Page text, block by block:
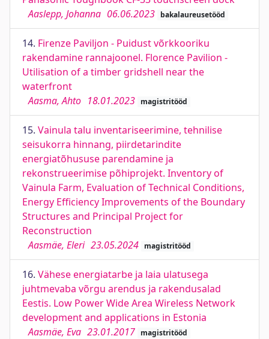
Aaslepp, Johanna 06.06.2023 bakalaureusetööd
14. Firenze Paviljon - Puidust võrkkooriku
rakendamine rannajoonel. Florence Pavilion -
Utilisation of a timber gridshell near the
waterfront
Aasma, Ahto 18.01.2023 magistritööd
15. Vainula talu inventariseerimine, tehnilise
seisukorra hinnang, piirdetarindite
energiatõhususe parendamine ja
rekonstrueerimise põhiprojekt. Inventory of
Vainula Farm, Evaluation of Technical Conditions,
Energy Efficiency Improvements of the Boundary
Structures and Principal Project for
Reconstruction
Aasmäe, Eleri 23.05.2024 magistritööd
16. Vähese energiatarbe ja laia ulatusega
juhtmevaba võrgu arendus ja rakendusalad
Eestis. Low Power Wide Area Wireless Network
development and applications in Estonia
Aasmäe, Eva 23.01.2017 magistritööd